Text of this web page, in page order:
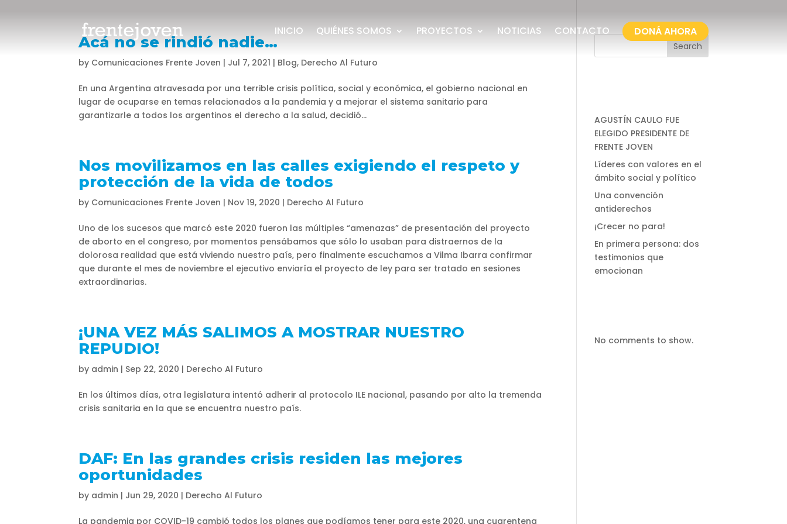
INICIO QUIÉNES SOMOS PROYECTOS NOTICIAS CONTACTO DONÁ AHORA
Acá no se rindió nadie…
by Comunicaciones Frente Joven | Jul 7, 2021 | Blog, Derecho Al Futuro
En una Argentina atravesada por una terrible crisis política, social y económica, el gobierno nacional en
lugar de ocuparse en temas relacionados a la pandemia y a mejorar el sistema sanitario para
garantizarle a todos los argentinos el derecho a la salud, decidió...
Nos movilizamos en las calles exigiendo el respeto y
protección de la vida de todos
by Comunicaciones Frente Joven | Nov 19, 2020 | Derecho Al Futuro
Uno de los sucesos que marcó este 2020 fueron las múltiples “amenazas” de presentación del proyecto
de aborto en el congreso, por momentos pensábamos que sólo lo usaban para distraernos de la
dolorosa realidad que está viviendo nuestro país, pero finalmente escuchamos a Vilma Ibarra confirmar
que durante el mes de noviembre el ejecutivo enviaría el proyecto de ley para ser tratado en sesiones
extraordinarias.
¡UNA VEZ MÁS SALIMOS A MOSTRAR NUESTRO
REPUDIO!
by admin | Sep 22, 2020 | Derecho Al Futuro
En los últimos días, otra legislatura intentó adherir al protocolo ILE nacional, pasando por alto la tremenda
crisis sanitaria en la que se encuentra nuestro país.
DAF: En las grandes crisis residen las mejores
oportunidades
by admin | Jun 29, 2020 | Derecho Al Futuro
La pandemia por COVID-19 cambió todos los planes que podíamos tener para este 2020, una cuarentena
Search
AGUSTÍN CAULO FUE
ELEGIDO PRESIDENTE DE
FRENTE JOVEN
Líderes con valores en el
ámbito social y político
Una convención
antiderechos
¡Crecer no para!
En primera persona: dos
testimonios que
emocionan
No comments to show.